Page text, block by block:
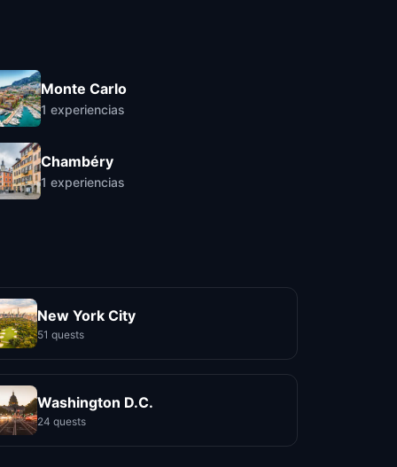
Monte Carlo
1 experiencias
Chambéry
1 experiencias
New York City
51 quests
Washington D.C.
24 quests